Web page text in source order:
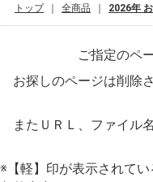
トップ 全商品 2026年
ご指定のペ
お探しのページは削除
またＵＲＬ、ファイル
※【軽】印が表示されて